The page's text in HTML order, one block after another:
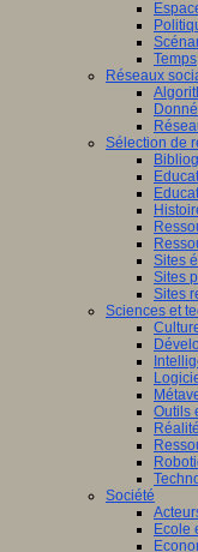
Temps
Réseaux
Sélection de
Sites
Sites
Sites
Sciences et
Outils
Société
Ecole